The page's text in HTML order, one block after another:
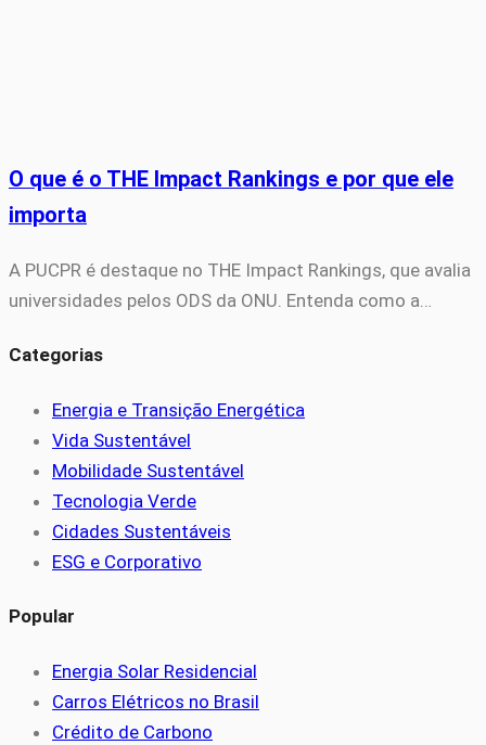
O que é o THE Impact Rankings e por que ele
importa
A PUCPR é destaque no THE Impact Rankings, que avalia
universidades pelos ODS da ONU. Entenda como a…
Categorias
Energia e Transição Energética
Vida Sustentável
Mobilidade Sustentável
Tecnologia Verde
Cidades Sustentáveis
ESG e Corporativo
Popular
Energia Solar Residencial
Carros Elétricos no Brasil
Crédito de Carbono